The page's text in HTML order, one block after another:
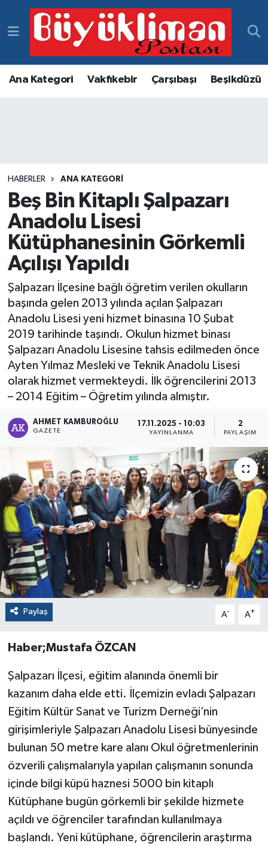
Ana Kategori Vakfıkebir Çarşıbaşı Beşikdüzü
HABERLER ANA KATEGORI
Beş Bin Kitaplı Şalpazarı
Anadolu Lisesi
Kütüphanesinin Görkemli
Açılışı Yapıldı
Şalpazarı İlçesine bağlı öğretim verilen okulların
başında gelen 2013 yılında açılan Şalpazarı
Anadolu Lisesi yeni hizmet binasına 10 Şubat
2019 tarihinde taşındı. Okulun hizmet binası
Şalpazarı Anadolu Lisesine tahsis edilmeden önce
Ayten Yılmaz Mesleki ve Teknik Anadolu Lisesi
olarak hizmet vermekteydi. İlk öğrencilerini 2013
– 2014 Eğitim – Öğretim yılında almıştır.
AHMET KAMBUROĞLU
GAZETE
17.11.2025 - 10:03
YAYINLANMA
2
PAYLAŞIM
Paylaş A- A+
Haber;Mustafa ÖZCAN
Şalpazarı İlçesi, eğitim alanında önemli bir
kazanım daha elde etti. İlçemizin evladı Şalpazarı
Eğitim Kültür Sanat ve Turizm Derneği’nin
girişimleriyle Şalpazarı Anadolu Lisesi bünyesinde
bulunan 50 metre kare alanı Okul öğretmenlerinin
özverili çalışmalarıyla yapılan çalışmanın sonunda
içinde bilgi küpü haznesi 5000 bin kitaplı
Kütüphane bugün görkemli bir şekilde hizmete
açıldı ve öğrenciler tarafından kullanılmaya
başlandı. Yeni kütüphane, öğrencilerin araştırma
Vakfıkebir Hava Durumu
Vakfıkebir Trafik Yoğunluk Haritası
Haber Arşivi